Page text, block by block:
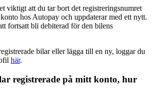
viktigt att du tar bort det registreringsnumret
hos Autopay och uppdaterar med ett nytt.
fortsatt bli debiterad för den bilens
bilar eller lägga till en ny, loggar du
här.
registrerade på mitt konto, hur